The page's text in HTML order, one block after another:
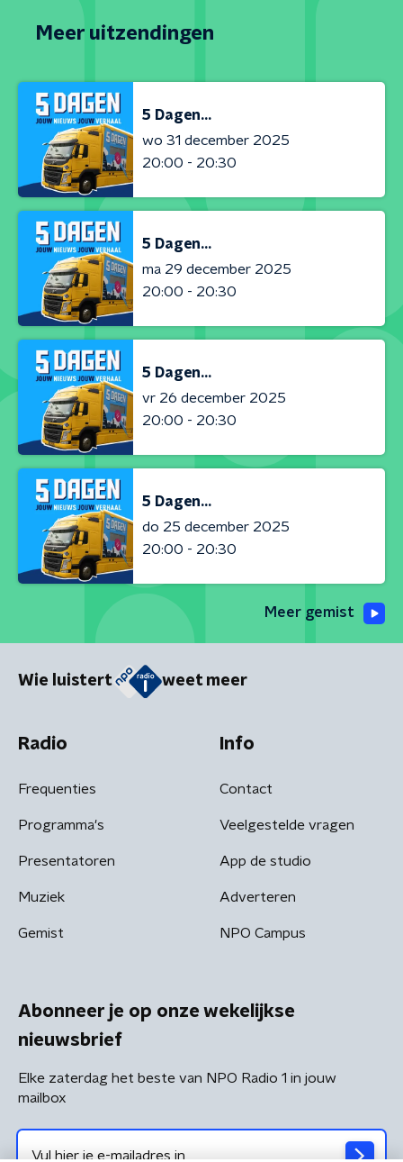
Meer uitzendingen
5 Dagen...
wo 31 december 2025
20:00 - 20:30
5 Dagen...
ma 29 december 2025
20:00 - 20:30
5 Dagen...
vr 26 december 2025
20:00 - 20:30
5 Dagen...
do 25 december 2025
20:00 - 20:30
Meer gemist
Wie luistert weet meer
Radio
Frequenties
Programma's
Presentatoren
Muziek
Gemist
Info
Contact
Veelgestelde vragen
App de studio
Adverteren
NPO Campus
Abonneer je op onze wekelijkse
nieuwsbrief
Elke zaterdag het beste van NPO Radio 1 in jouw
mailbox